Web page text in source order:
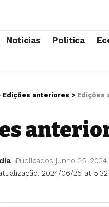
Notícias Politica
Edições anteriores > Edições
2024/06/25 at 5:32
Publicados junho 25, 2024